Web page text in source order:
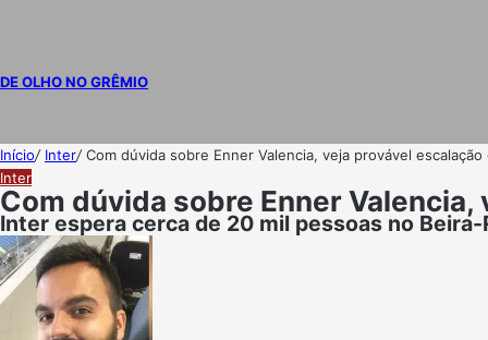
DE OLHO NO GRÊMIO
Início/ Inter/Com dúvida sobre Enner Valencia, veja provável
Inter
Com dúvida sobre Enner
Inter espera cerca de 20 mil pessoas no